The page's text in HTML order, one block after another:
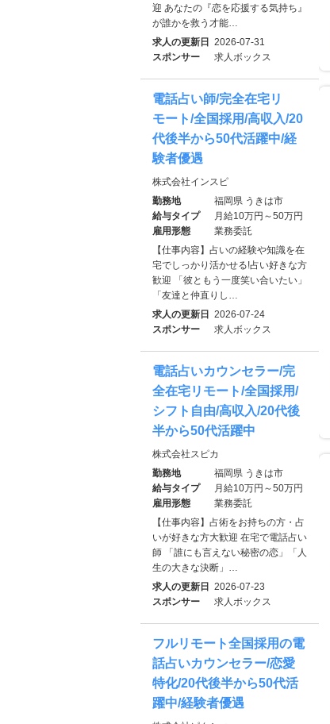
迎 あなたの『恋を応援する気持ち』
が誰かを救う才能…
求人の更新日
2026-07-31
スポンサー
求人ボックス
電話占い師/完全在宅リ
モート/全国採用/高収入/20
代後半から50代活躍中/経
験者優遇
株式会社インスピ
勤務地
福岡県 うきは市
給与タイプ
月給10万円～50万円
雇用形態
業務委託
【仕事内容】占いの経験や知識を在
宅でしっかり活かせる!占い好きな方
歓迎 「彼ともう一度笑い合いたい」
「友達と仲直りし…
求人の更新日
2026-07-24
スポンサー
求人ボックス
電話占いカウンセラー/完
全在宅リモート/全国採用/
シフト自由/高収入/20代後
半から50代活躍中
株式会社スピカ
勤務地
福岡県 うきは市
給与タイプ
月給10万円～50万円
雇用形態
業務委託
【仕事内容】占術をお持ちの方・占
いが好きな方大歓迎 在宅で電話占い
師 「誰にも言えない秘密の恋」「人
生の大きな決断」…
求人の更新日
2026-07-23
スポンサー
求人ボックス
フルリモート全国採用の電
話占いカウンセラー/恋愛
特化/20代後半から50代活
躍中/経験者優遇